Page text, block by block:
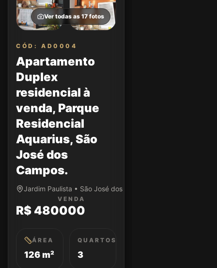
Ver todas as 17fotos
CÓD: AD0004
Apartamento
Duplex
residencial à
venda, Parque
Residencial
Aquarius, São
José dos
Campos.
Jardim Paulista • São José dos Campos/SP
VENDA
R$ 480000
ÁREA
126 m²
QUARTOS
3